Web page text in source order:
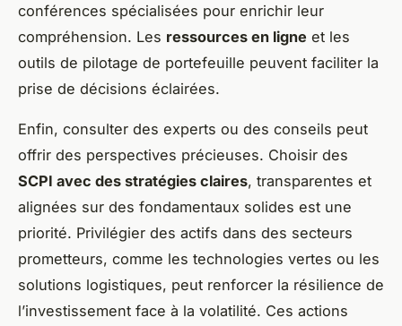
conférences spécialisées pour enrichir leur
compréhension. Les ressources en ligne et les
outils de pilotage de portefeuille peuvent faciliter la
prise de décisions éclairées.
Enfin, consulter des experts ou des conseils peut
offrir des perspectives précieuses. Choisir des
SCPI avec des stratégies claires, transparentes et
alignées sur des fondamentaux solides est une
priorité. Privilégier des actifs dans des secteurs
prometteurs, comme les technologies vertes ou les
solutions logistiques, peut renforcer la résilience de
l’investissement face à la volatilité. Ces actions